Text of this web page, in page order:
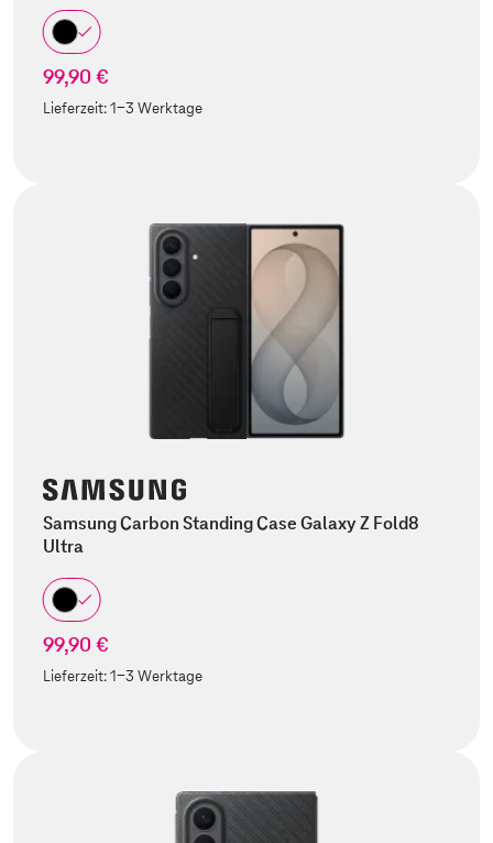
99,90 €
Lieferzeit:1-3 Werktage
Samsung Carbon Standing Case Galaxy Z Fold8
Ultra
99,90 €
Lieferzeit:1-3 Werktage